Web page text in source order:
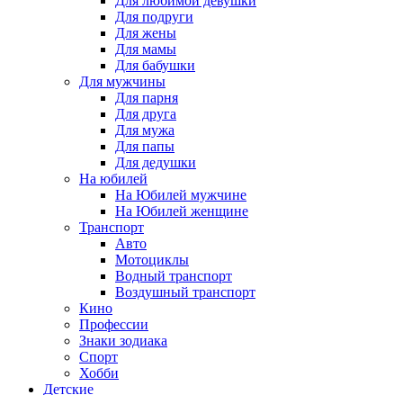
Для подруги
Для жены
Для мамы
Для бабушки
Для мужчины
Для парня
Для друга
Для мужа
Для папы
Для дедушки
На юбилей
На Юбилей мужчине
На Юбилей женщине
Транспорт
Авто
Мотоциклы
Водный транспорт
Воздушный транспорт
Кино
Профессии
Знаки зодиака
Спорт
Хобби
Детские